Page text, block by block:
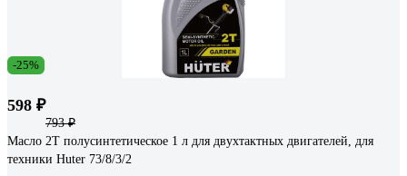
-25%
598 ₽
793 ₽
Масло 2Т полусинтетическое 1 л для двухтактных двигателей, для
техники Huter 73/8/3/2